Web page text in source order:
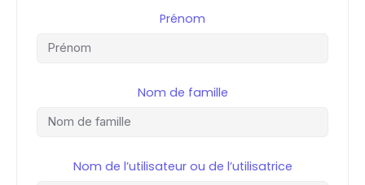
Prénom
Nom de famille
Nom de l’utilisateur ou de l’utilisatrice